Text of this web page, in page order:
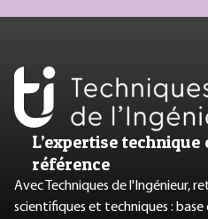
L’expertise
référence
Avec Techniques de l'Ingénieur,
scientifiques et techniques : base